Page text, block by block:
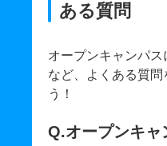
ある質問
オープンキャンパ
など、よくある質
う！
Q.オープンキャ